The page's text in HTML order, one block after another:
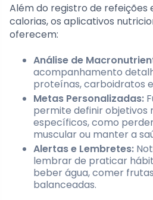
Além do registro de refeições
calorias, os aplicativos
oferecem:
Análise de
acompanhamento
proteínas, carboidratos
Metas Personalizadas:
permite definir objetivos
específicos, como
muscular ou manter a
Alertas e Lembretes:
lembrar de praticar
beber água, comer
balanceadas.